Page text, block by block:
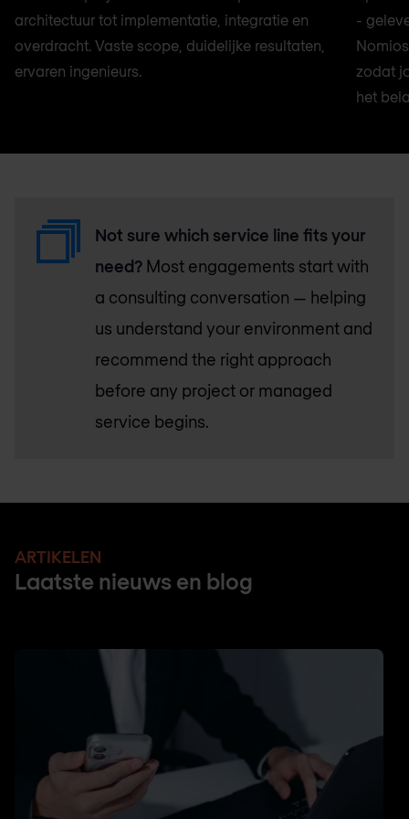
architectuur tot implementatie, integratie en
overdracht. Vaste scope, duidelijke resultaten,
ervaren ingenieurs.
-
zodat
het
Not sure which service line fits your
need? Most engagements start with
a consulting conversation — helping
us understand your environment and
recommend the right approach
before any project or managed
service begins.
ARTIKELEN
Laatste nieuws en blog